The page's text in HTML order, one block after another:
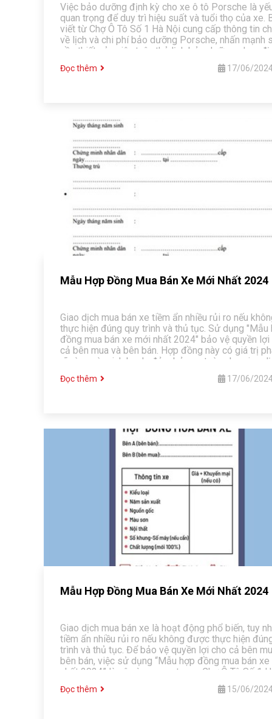
Việc bảo dưỡng định kỳ cho xe ô tô Porsche là
quan trọng để duy trì hiệu suất và tuổi thọ của xe.
viết từ Chợ Ô Tô Số 1 Hà Nội cung cấp thông tin
về lịch và chi phí bảo dưỡng Porsche, nhấn mạnh
cần thiết của việc tuân thủ lịch bảo dưỡng, chọn
uy tín, và tìm hiểu trước về chi phí. Những điều này
bảo đảm xe luôn vận hành tốt và an toàn, tránh
Đọc thêm 17/06/
Mẫu Hợp Đồng Mua Bán Xe Mới Nhất 2024
Giao dịch mua bán xe tiềm ẩn nhiều rủi ro nếu
thực hiện đúng quy trình và thủ tục. Sử dụng "Mẫu
đồng mua bán xe mới nhất 2024" bảo vệ quyền lợi
cả bên mua và bên bán. Hợp đồng này có giá trị
rõ ràng và minh bạch, đảm bảo an toàn cho giao
thuận tiện cho việc sang tên đổi chủ. Bài viết cung
thông tin chi tiết về mẫu hợp đồng 2024 cùng
Đọc thêm 17/06/
Mẫu Hợp Đồng Mua Bán Xe Mới Nhất 2024
Giao dịch mua bán xe là hoạt động phổ biến, tuy
tiềm ẩn nhiều rủi ro nếu không được thực hiện
trình và thủ tục. Để bảo vệ quyền lợi cho cả bên
bên bán, việc sử dụng “Mẫu hợp đồng mua bán xe
nhất 2024” là vô cùng quan trọng. Chợ Ô Tô Số 1
sẽ cung cấp cho bạn thông tin chi tiết về Mẫu hợp
2024 cùng hướng dẫn sử dụng. Đồng thời, giải
Đọc thêm 15/06/